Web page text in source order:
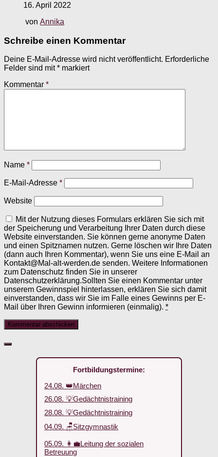
16. April 2022
von Annika
Schreibe einen Kommentar
Deine E-Mail-Adresse wird nicht veröffentlicht. Erforderliche
Felder sind mit* markiert
Kommentar *
Name *
E-Mail-Adresse *
Website
Mit der Nutzung dieses Formulars erklären Sie sich mit
der Speicherung und Verarbeitung Ihrer Daten durch diese
Website einverstanden. Sie können gerne anonyme Daten
und einen Spitznamen nutzen. Gerne löschen wir Ihre Daten
(dann auch Ihren Kommentar), wenn Sie uns eine E-Mail an
Kontakt@Mal-alt-werden.de senden. Weitere Informationen
zum Datenschutz finden Sie in unserer
Datenschutzerklärung.Sollten Sie einen Kommentar unter
unserem Gewinnspiel hinterlassen, erklären Sie sich damit
einverstanden, dass wir Sie im Falle eines Gewinns per E-
Mail über Ihren Gewinn informieren (einmalig). *
Fortbildungstermine:
24.08. 👑Märchen
26.08. 💡Gedächtnistraining
28.08. 💡Gedächtnistraining
04.09. 🪑Sitzgymnastik
05.09. 👩‍💼Leitung der sozialen
Betreuung